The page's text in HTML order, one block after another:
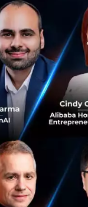
ม
คนี้